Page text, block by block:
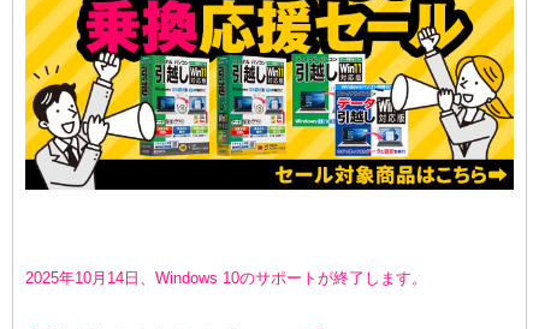
2025年10月14日、Windows 10のサポートが終了します。